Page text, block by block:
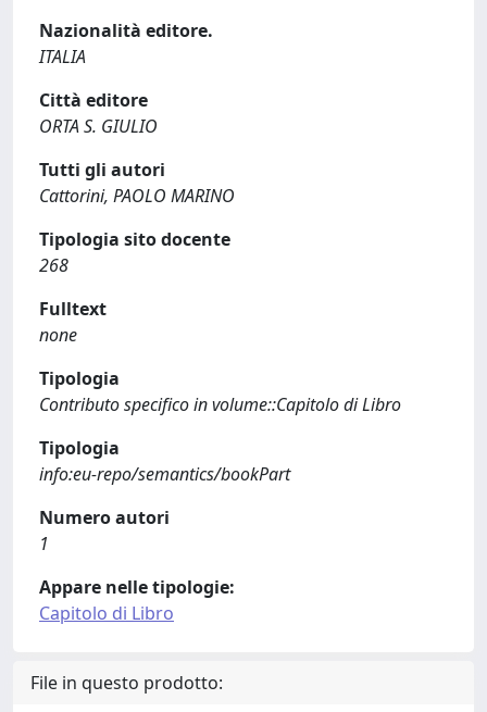
Nazionalità editore.
ITALIA
Città editore
ORTA S. GIULIO
Tutti gli autori
Cattorini, PAOLO MARINO
Tipologia sito docente
268
Fulltext
none
Tipologia
Contributo specifico in volume::Capitolo di Libro
Tipologia
info:eu-repo/semantics/bookPart
Numero autori
1
Appare nelle tipologie:
Capitolo di Libro
File in questo prodotto: